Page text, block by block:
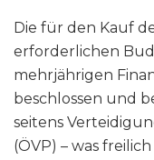
Die für den Kauf
erforderlichen
mehrjährigen
beschlossen und
seitens
(ÖVP) – was